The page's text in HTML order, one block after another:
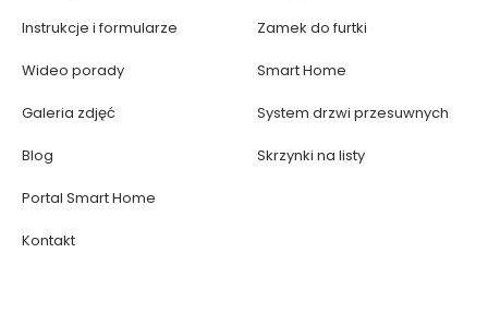
Instrukcje i formularze
Wideo porady
Galeria zdjęć
Blog
Portal Smart Home
Kontakt
Zamek do furtki
Smart Home
System drzwi przesuwnych
Skrzynki na listy